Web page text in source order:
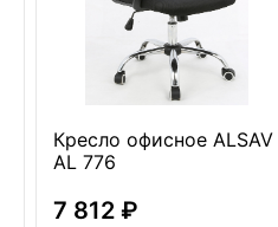
Кресло офисное ALSAV
AL 776
7 812 ₽